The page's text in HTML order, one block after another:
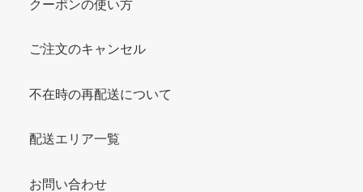
クーポンの使い方
ご注文のキャンセル
不在時の再配送について
配送エリア一覧
お問い合わせ